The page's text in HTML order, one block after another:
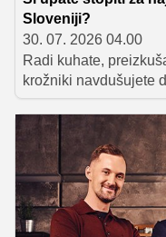
Sloveniji?
30. 07. 2026 04.00
Radi kuhate,
krožniki navdušujete
morda čas za
MasterChefa
Belčič in sodnik
prijave ni treba bati.